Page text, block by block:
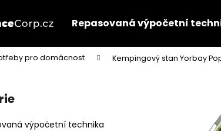
Repasovaná výpočetní
pro domácnost Kempingový stan Yorbay
výpočetní technika
Co